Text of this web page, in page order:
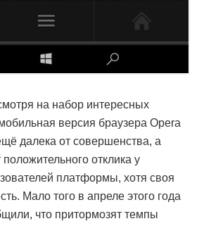
на набор интересных
версия браузера Opera
далека от совершенства, а
отклика у
платформы, хотя своя
Мало того в апреле этого года
что притормозят темпы